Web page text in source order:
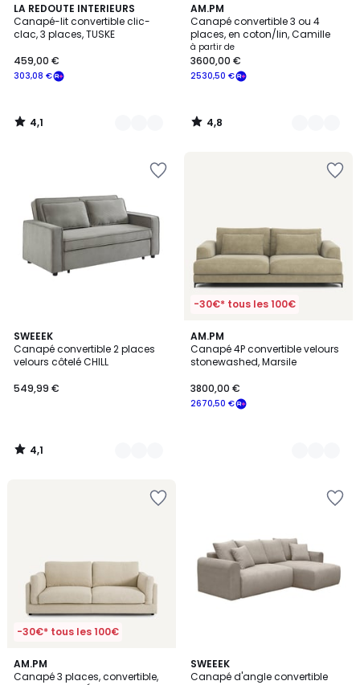
LA REDOUTE INTERIEURS
Canapé-lit convertible clic-
clac, 3 places, TUSKE
303,08 €
459,00 €
4,1
/ 5
3
Couleurs
4,1
/
AM.PM
Canapé convertible 3 ou 4
places, en coton/lin, Camille
à partir de
2530,50 €
3600,00 €
4,8
/ 5
4
Couleurs
4,8
/
SWEEEK
Canapé convertible 2 places
velours côtelé CHILL
549,99 €
4,1
/ 5
5
Couleurs
4,1
/
-30€* tous les 100€
AM.PM
Canapé 4P convertible velours
stonewashed, Marsile
2670,50 €
3800,00 €
3
Couleurs
-30€* tous les 100€
AM.PM
Canapé 3 places, convertible,
3
Couleurs
SWEEEK
Canapé d'angle convertible
4,6
/ 5
5
Couleurs